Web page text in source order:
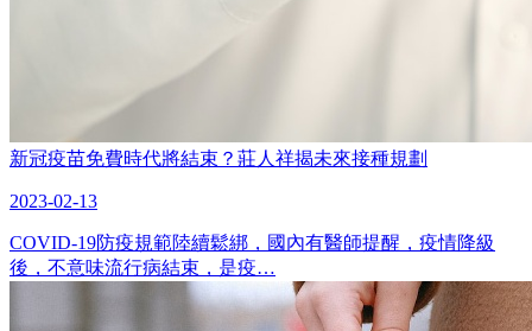
新冠疫苗免費時代將結束？莊人祥揭未來接種規劃
2023-02-13
COVID-19防疫規範陸續鬆綁，國內有醫師提醒，疫情降級
後，不意味流行病結束，是疫…